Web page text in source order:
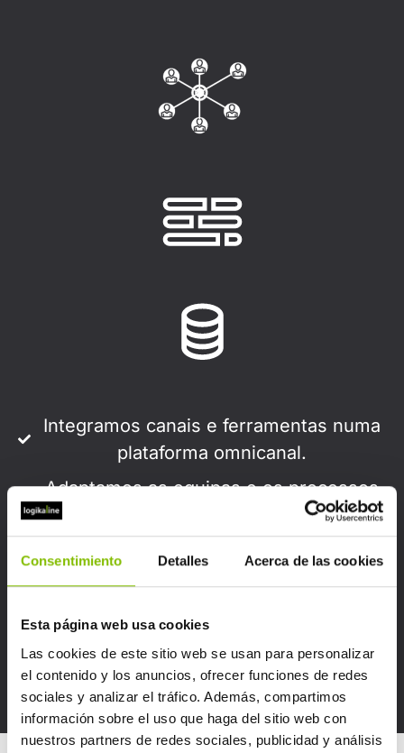
Consentimiento Detalles Acerca de las cookies
Esta página web usa cookies
Las cookies de este sitio web se usan para personalizar
el contenido y los anuncios, ofrecer funciones de redes
sociales y analizar el tráfico. Además, compartimos
información sobre el uso que haga del sitio web con
nuestros partners de redes sociales, publicidad y análisis
Integramos canais e ferramentas numa
plataforma omnicanal.
Adaptamos as equipas e os processos
às necessidades de cada cliente
Monitorizamos a qualidade em tempo
preditiva para melhorar a eficiência.
Operamos 24/7 em vários idiomas e
com cobertura global.